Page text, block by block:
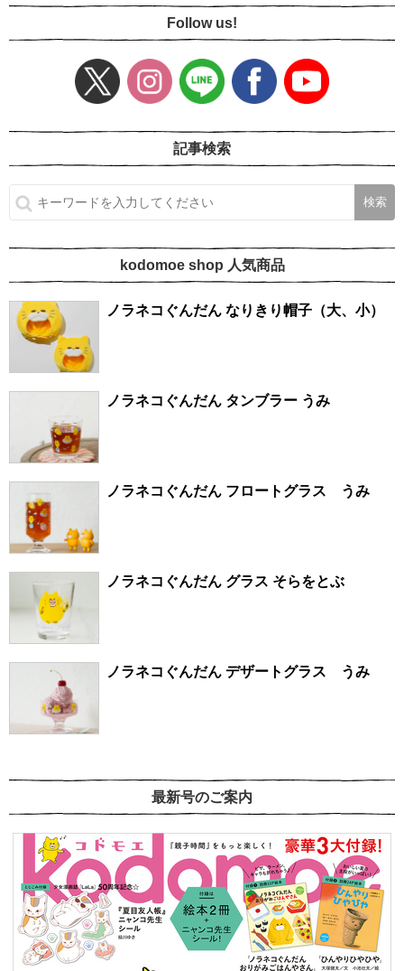
Follow us!
記事検索
kodomoe shop 人気商品
ノラネコぐんだん なりきり帽子（大、小）
ノラネコぐんだん タンブラー うみ
ノラネコぐんだん フロートグラス うみ
ノラネコぐんだん グラス そらをとぶ
ノラネコぐんだん デザートグラス うみ
最新号のご案内